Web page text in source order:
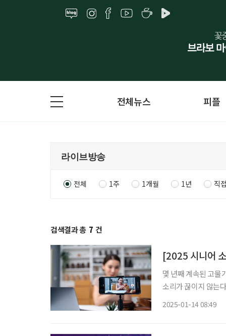
전체뉴스 피플
전체 1주 1개월 1년 직
검색결과 총 7 건
[2025 시니어
몇 년째 계속된 고물
소리가 끊이지 않는
2025-01-14 08:49